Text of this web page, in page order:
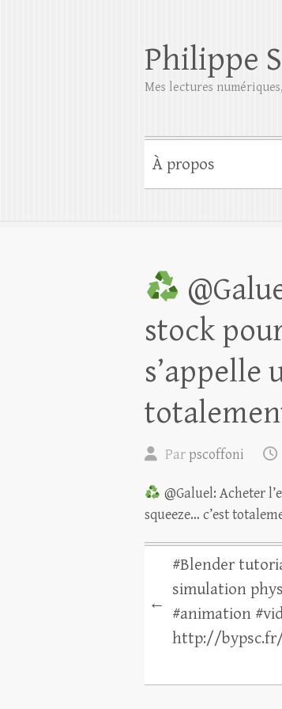
Philippe
Mes lectures
À propos
stock
s’appelle
Par pscoffoni
@Galuel: Acheter
squeeze… c’est
←
#Blender
simulation
#animation
http://